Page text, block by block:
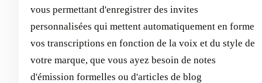
vous permettant d'enregistrer des invites
personnalisées qui mettent automatiquement en forme
vos transcriptions en fonction de la voix et du style de
votre marque, que vous ayez besoin de notes
d'émission formelles ou d'articles de blog